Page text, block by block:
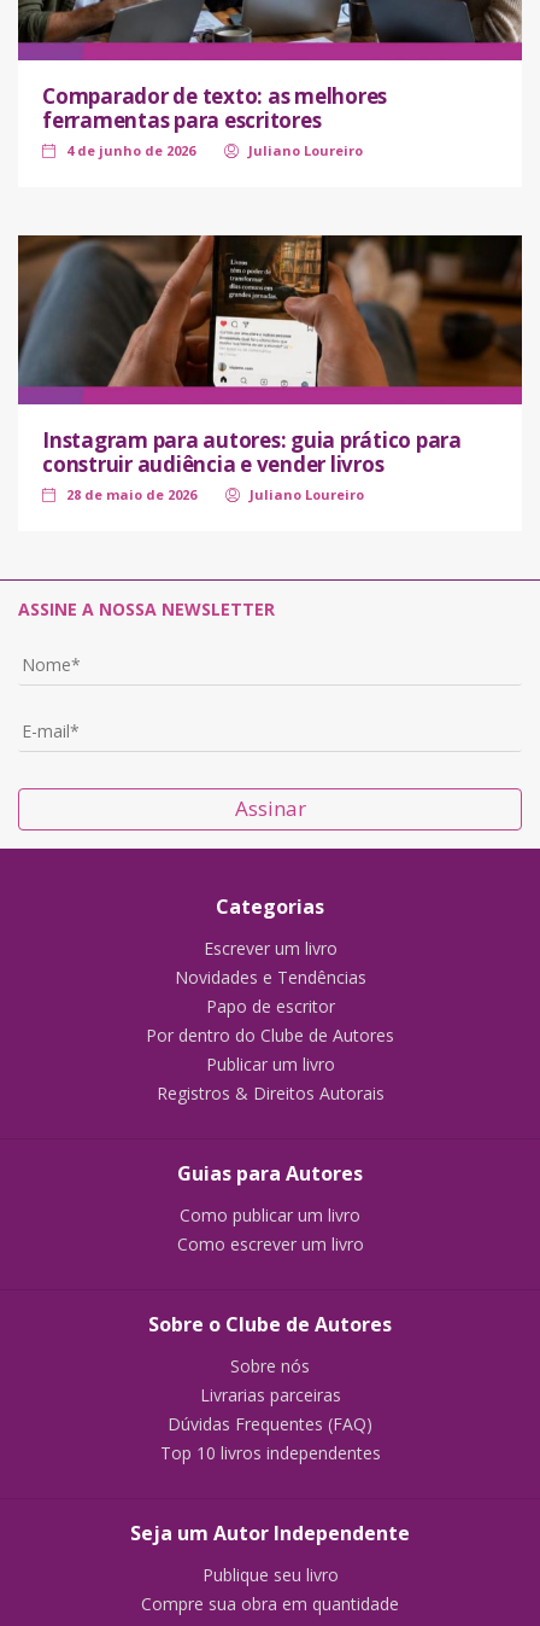
Comparador de texto: as melhores
ferramentas para escritores
4 de junho de 2026 Juliano Loureiro
Instagram para autores: guia prático para
construir audiência e vender livros
28 de maio de 2026 Juliano Loureiro
ASSINE A NOSSA NEWSLETTER
Assinar
Categorias
Escrever um livro
Novidades e Tendências
Papo de escritor
Por dentro do Clube de Autores
Publicar um livro
Registros & Direitos Autorais
Guias para Autores
Como publicar um livro
Como escrever um livro
Sobre o Clube de Autores
Sobre nós
Livrarias parceiras
Dúvidas Frequentes (FAQ)
Top 10 livros independentes
Seja um Autor Independente
Publique seu livro
Compre sua obra em quantidade